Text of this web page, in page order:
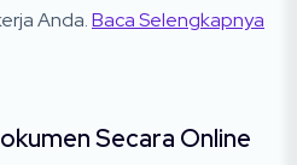
Anda.Baca Selengkapnya
Secara Online